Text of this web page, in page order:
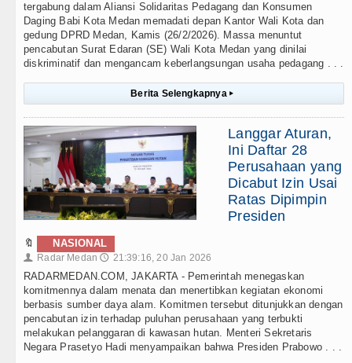
tergabung dalam Aliansi Solidaritas Pedagang dan Konsumen
Daging Babi Kota Medan memadati depan Kantor Wali Kota dan
gedung DPRD Medan, Kamis (26/2/2026). Massa menuntut
pencabutan Surat Edaran (SE) Wali Kota Medan yang dinilai
diskriminatif dan mengancam keberlangsungan usaha pedagang . . .
Berita Selengkapnya ▸
Langgar Aturan,
Ini Daftar 28
Perusahaan yang
Dicabut Izin Usai
Ratas Dipimpin
Presiden
🔖 NASIONAL
👤 Radar Medan 🕔 21:39:16, 20 Jan 2026
RADARMEDAN.COM, JAKARTA - Pemerintah menegaskan
komitmennya dalam menata dan menertibkan kegiatan ekonomi
berbasis sumber daya alam. Komitmen tersebut ditunjukkan dengan
pencabutan izin terhadap puluhan perusahaan yang terbukti
melakukan pelanggaran di kawasan hutan. Menteri Sekretaris
Negara Prasetyo Hadi menyampaikan bahwa Presiden Prabowo . . .